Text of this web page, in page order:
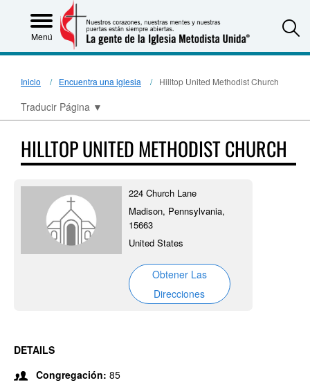
Menú
Inicio Encuentra una iglesia Hilltop United Methodist Church
Traducir Página ▼
HILLTOP UNITED METHODIST CHURCH
224 Church Lane
Madison, Pennsylvania,
15663
United States
Obtener Las
Direcciones
DETAILS
Congregación: 85